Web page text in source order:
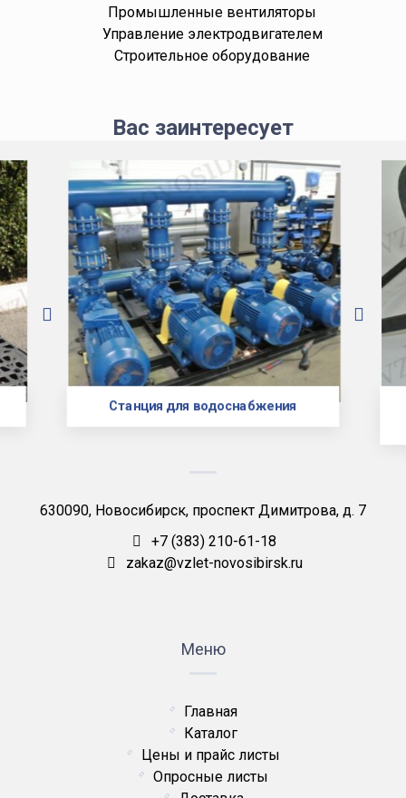
Промышленные вентиляторы
Управление электродвигателем
Строительное оборудование
Вас заинтересует
Станция для водоснабжения
630090, Новосибирск, проспект Димитрова, д. 7
+7 (383) 210-61-18
zakaz@vzlet-novosibirsk.ru
Меню
Главная
Каталог
Цены и прайс листы
Опросные листы